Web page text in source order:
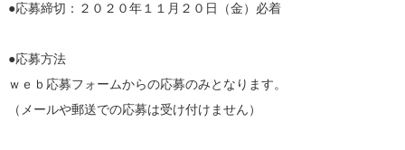
●応募締切：２０２０年１１月２０日（金）必着
●応募方法
ｗｅｂ応募フォームからの応募のみとなります。
（メールや郵送での応募は受け付けません）